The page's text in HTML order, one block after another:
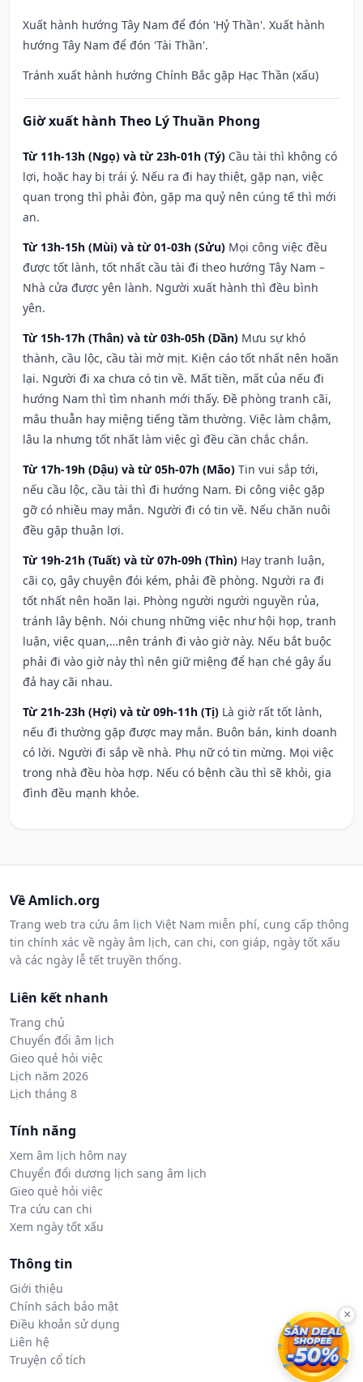
Xuất hành hướng Tây Nam để đón 'Hỷ Thần'. Xuất hành
hướng Tây Nam để đón 'Tài Thần'.
Tránh xuất hành hướng Chính Bắc gặp Hạc Thần (xấu)
Giờ xuất hành Theo Lý Thuần Phong
Từ 11h-13h (Ngọ) và từ 23h-01h (Tý) Cầu tài thì không có
lợi, hoặc hay bị trái ý. Nếu ra đi hay thiệt, gặp nạn, việc
quan trọng thì phải đòn, gặp ma quỷ nên cúng tế thì mới
an.
Từ 13h-15h (Mùi) và từ 01-03h (Sửu) Mọi công việc đều
được tốt lành, tốt nhất cầu tài đi theo hướng Tây Nam –
Nhà cửa được yên lành. Người xuất hành thì đều bình
yên.
Từ 15h-17h (Thân) và từ 03h-05h (Dần) Mưu sự khó
thành, cầu lộc, cầu tài mờ mịt. Kiện cáo tốt nhất nên hoãn
lại. Người đi xa chưa có tin về. Mất tiền, mất của nếu đi
hướng Nam thì tìm nhanh mới thấy. Đề phòng tranh cãi,
mâu thuẫn hay miệng tiếng tầm thường. Việc làm chậm,
lâu la nhưng tốt nhất làm việc gì đều cần chắc chắn.
Từ 17h-19h (Dậu) và từ 05h-07h (Mão) Tin vui sắp tới,
nếu cầu lộc, cầu tài thì đi hướng Nam. Đi công việc gặp
gỡ có nhiều may mắn. Người đi có tin về. Nếu chăn nuôi
đều gặp thuận lợi.
Từ 19h-21h (Tuất) và từ 07h-09h (Thìn) Hay tranh luận,
cãi cọ, gây chuyện đói kém, phải đề phòng. Người ra đi
tốt nhất nên hoãn lại. Phòng người người nguyền rủa,
tránh lây bệnh. Nói chung những việc như hội họp, tranh
luận, việc quan,…nên tránh đi vào giờ này. Nếu bắt buộc
phải đi vào giờ này thì nên giữ miệng để hạn ché gây ẩu
đả hay cãi nhau.
Từ 21h-23h (Hợi) và từ 09h-11h (Tị) Là giờ rất tốt lành,
nếu đi thường gặp được may mắn. Buôn bán, kinh doanh
có lời. Người đi sắp về nhà. Phụ nữ có tin mừng. Mọi việc
trong nhà đều hòa hợp. Nếu có bệnh cầu thì sẽ khỏi, gia
đình đều mạnh khỏe.
Về Amlich.org
Trang web tra cứu âm lịch Việt Nam miễn phí, cung cấp thông
tin chính xác về ngày âm lịch, can chi, con giáp, ngày tốt xấu
và các ngày lễ tết truyền thống.
Liên kết nhanh
Trang chủ
Chuyển đổi âm lịch
Gieo quẻ hỏi việc
Lịch năm 2026
Lịch tháng 8
Tính năng
Xem âm lịch hôm nay
Chuyển đổi dương lịch sang âm lịch
Gieo quẻ hỏi việc
Tra cứu can chi
Xem ngày tốt xấu
Thông tin
Giới thiệu
Chính sách bảo mật
Điều khoản sử dụng
Liên hệ
Truyện cổ tích
×